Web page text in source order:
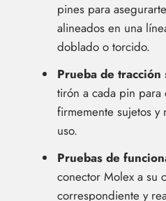
pines para
alineados en una
doblado o torcido.
Prueba de tracción
tirón a cada pin
firmemente sujetos y
uso.
Pruebas de
conector Molex a su
correspondiente y